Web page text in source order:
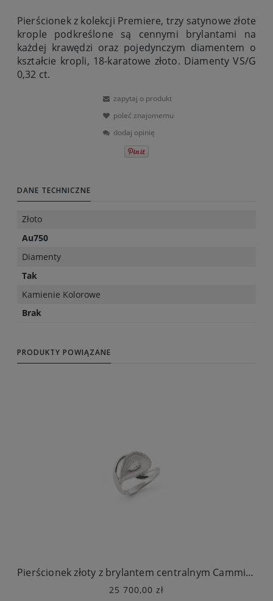
Pierścionek z kolekcji Premiere, trzy satynowe złote
krople podkreślone są cennymi brylantami na
każdej krawędzi oraz pojedynczym diamentem o
kształcie kropli, 18-karatowe złoto. Diamenty VS/G
0,32 ct.
zapytaj o produkt
poleć znajomemu
dodaj opinię
DANE TECHNICZNE
Złoto
Au750
Diamenty
Tak
Kamienie Kolorowe
Brak
PRODUKTY POWIĄZANE
Pierścionek złoty z brylantem centralnym Cammilli Premiere
25 700,00 zł